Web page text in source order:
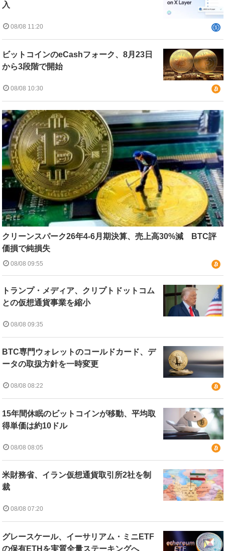
入
08/08 11:20
ビットコインのeCashフォーク、8月23日
から3段階で開始
08/08 10:30
クリーンスパーク26年4-6月期決算、売上高30%減 BTC評
価損で純損失
08/08 09:55
トランプ・メディア、クリプトドットコム
との仮想通貨事業を縮小
08/08 09:35
BTC専門ウォレットのコールドカード、デ
ータの取扱方針を一時変更
08/08 08:22
15年間休眠のビットコインが移動、平均取
得単価は約10ドル
08/08 08:05
米財務省、イラン仮想通貨取引所2社を制
裁
08/08 07:20
グレースケール、イーサリアム・ミニETF
の保有ETHを実質全量ステーキングへ